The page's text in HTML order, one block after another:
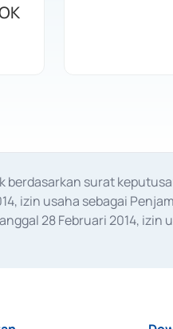
surat
izin usaha sebagai
28 Februari 2014,